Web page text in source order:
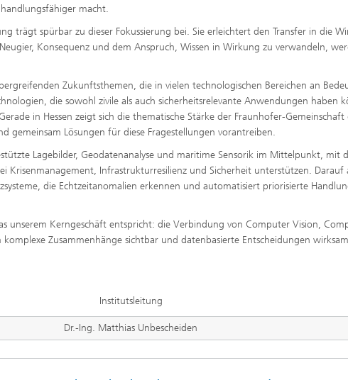
macht.
trägt spürbar zu dieser Fokussierung bei. Sie erleichtert den Transfer in die
Konsequenz und dem Anspruch, Wissen in Wirkung zu verwandeln,
Zukunftsthemen, die in vielen technologischen Bereichen an
die sowohl zivile als auch sicherheitsrelevante Anwendungen haben
in Hessen zeigt sich die thematische Stärke der Fraunhofer-Gemeinschaft
gemeinsam Lösungen für diese Fragestellungen vorantreiben.
Lagebilder, Geodatenanalyse und maritime Sensorik im Mittelpunkt, mit
Krisenmanagement, Infrastrukturresilienz und Sicherheit unterstützen. Darauf
die Echtzeitanomalien erkennen und automatisiert priorisierte
unserem Kerngeschäft entspricht: die Verbindung von Computer Vision,
Zusammenhänge sichtbar und datenbasierte Entscheidungen
Institutsleitung
Dr.-Ing. Matthias Unbescheiden